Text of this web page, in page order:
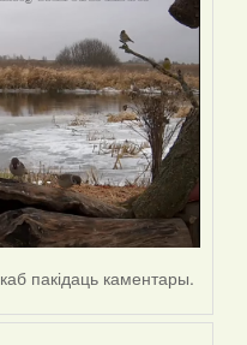
каб пакідаць каментары.